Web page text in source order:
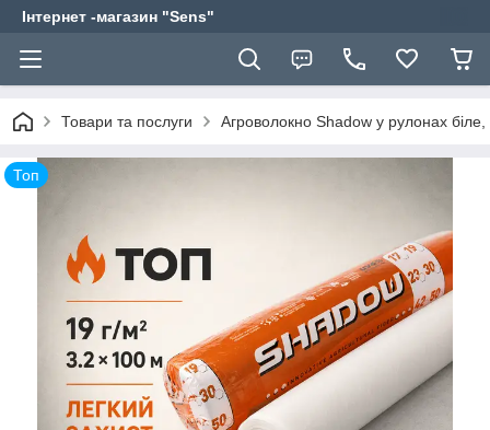
Інтернет -магазин "Sens"
Товари та послуги Агроволокно Shadow у рулонах
Топ